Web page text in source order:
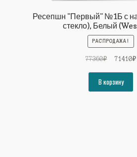
Ресепшн "Первый" №1Б с
стекло), Белый
РАСПРОДАЖА!
77360₽
77360₽.
71410₽
В корзину